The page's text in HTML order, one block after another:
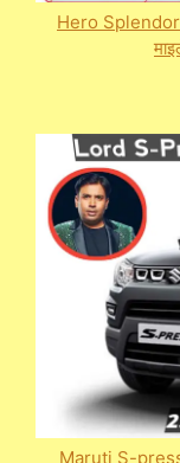
Hero
Maruti S-